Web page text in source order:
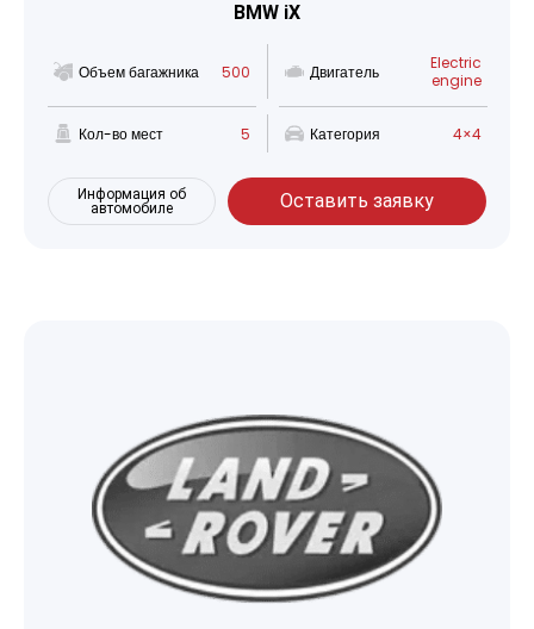
BMW iX
Объем багажника 500 Двигатель
Electric
engine
Кол-во мест 5 Категория 4×4
Информация об
автомобиле
Оставить заявку